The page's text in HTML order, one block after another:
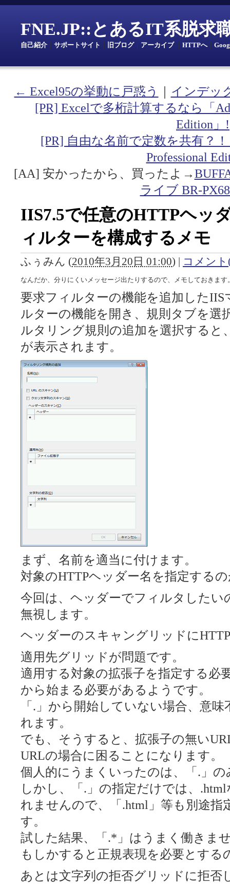
FNE.JP::とあるIT系脱求
自己紹介 サポートサイト 旧ブログ｜ アーカイブ｜ HTTPへ｜
← Excel95の挙動に戸惑う
インデッ
[PR] Excelで多桁計算するなら「
Edition」!
[PR] 自由な名前で定数を共有？
Professional
[AA] 安かったから、買ったよ→
ライブ BR-
IIS7.5で任意のHTTPヘッ
ィルターを構成するメモ
ふぅみん (2010年3月20日 01:00) | コメント
なんだか、分りにくいメッセージ出たりするので、メモしておきます
要求フィルターの機能を追加した
ルターの機能を開き、規則タブを選
ルタリング規則の追加を選択すると
が表示されます。
まず、名前を適当に付けます。
対象のHTTPヘッダー名を指定する
今回は、ヘッダーでフィルタした
無視します。
ヘッダーのスキャングリッドに
適用先グリッドが問題です。
適用する対象の拡張子を指定する必
から始まる必要があるようです。
「.」から開始していない場合、意
れます。
でも、そうすると、拡張子の無い
URLの場合に困ることになります。
個人的にうまくいったのは、「.」
しかし、「.」の指定だけでは、
れませんので、「.html」等も別途指
す。
試した結果、「.*」はうまく働きま
もしかすると正規表現を必要とする
あとは文字列の拒否グリッドに拒否